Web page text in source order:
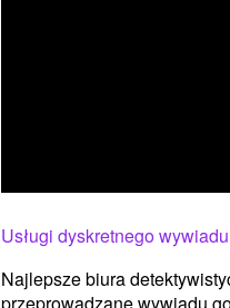
Usługi dyskretnego
Najlepsze biura